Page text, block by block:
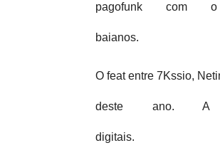
pagofunk com
baianos.
O feat entre 7Kssio,
deste ano. A
digitais.